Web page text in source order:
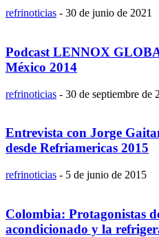
refrinoticias - 30 de junio de 2021
Podcast LENNOX
México 2014
refrinoticias - 30 de septiembre de
Entrevista con Jorge
desde Refriamericas 2015
refrinoticias - 5 de junio de 2015
Colombia: Protagonistas
acondicionado y la